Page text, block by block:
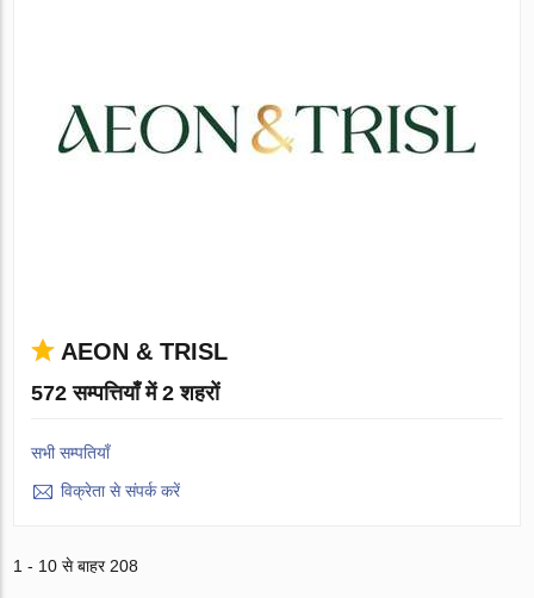
AEON & TRISL
572 सम्पत्तियाँ में 2 शहरों
सभी सम्पतियाँ
विक्रेता से संपर्क करें
1 - 10 से बाहर 208